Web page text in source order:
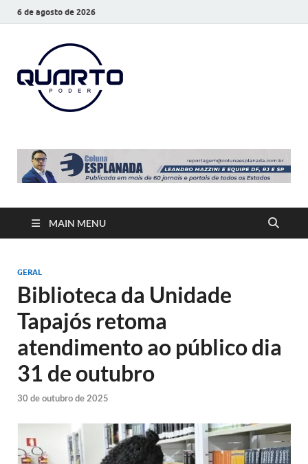
6 de agosto de 2026
MAIN MENU
GERAL
Biblioteca da Unidade
Tapajós retoma
atendimento ao público dia
31 de outubro
30 de outubro de 2025